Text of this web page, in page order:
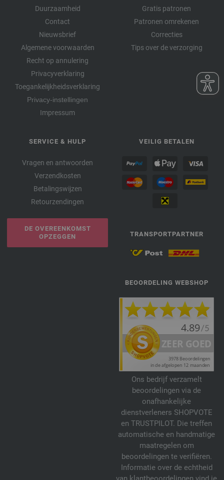
Duurzaamheid
Contact
Nieuwsbrief
Algemene voorwaarden
Recht op annulering
Privacyverklaring
Toegankelijkheidsverklaring
Privacy-instellingen
Impressum
Gratis patronen
Patronen omrekenen
Correcties
Tips over de verzorging
SERVICE & HULP
Vragen en antwoorden
Verzendkosten
Betalingswijzen
Retourzendingen
DE OVEREENKOMST
OPZEGGEN
VEILIG BETALEN
TRANSPORTPARTNER
BEOORDELING WEBSHOP
Ons bedrijf verzamelt
beoordelingen via de
onafhankelijke
dienstverleners SHOPVOTE
en TRUSTPILOT. Die treffen
automatische en handmatige
maatregelen om
beoordelingen te verifiëren.
Informatie over de echtheid